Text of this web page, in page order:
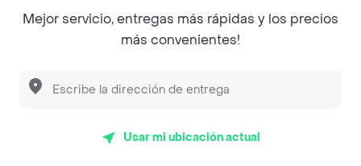
Pide tu comida favorita cerca de ti
Categorías
Únete a Rappi
Mejor servicio, entregas más rápidas y los precios
más convenientes!
Usar mi ubicación actual